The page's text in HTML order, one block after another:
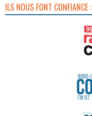
ILS NOUS FONT CONFIANCE :